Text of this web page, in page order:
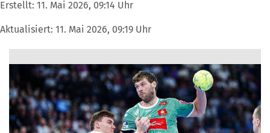
Erstellt: 11. Mai 2026, 09:14 Uhr
Aktualisiert: 11. Mai 2026, 09:19 Uhr